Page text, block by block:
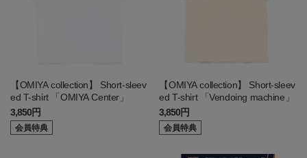
【OMIYA collection】 Short-sleev
ed T-shirt 「OMIYA Center」
3,850円
会員特典
【OMIYA collection】 Short-sleev
ed T-shirt 「Vendoing machine」
3,850円
会員特典